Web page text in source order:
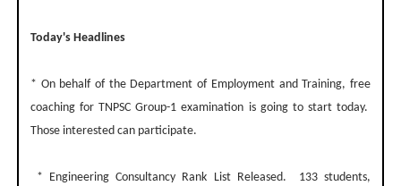
Today's Headlines
* On behalf of the Department of Employment and Training, free
coaching for TNPSC Group-1 examination is going to start today.
Those interested can participate.
* Engineering Consultancy Rank List Released. 133 students,